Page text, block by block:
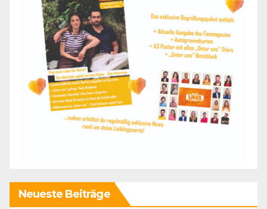
Neueste Beiträge